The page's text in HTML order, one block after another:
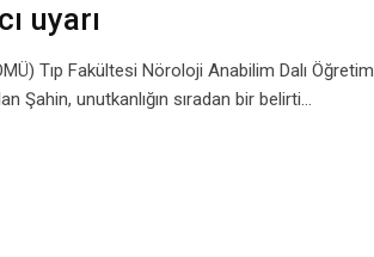
uyarı
Tıp Fakültesi Nöroloji Anabilim Dalı Öğretim
Şahin, unutkanlığın sıradan bir belirti…